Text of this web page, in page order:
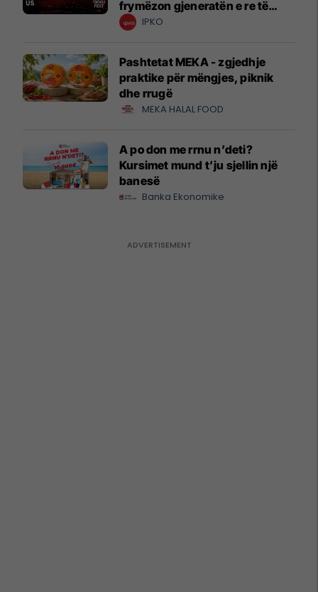
frymëzon gjeneratën e re të
krijuesve
IPKO
Pashtetat MEKA - zgjedhje
praktike për mëngjes, piknik
dhe rrugë
MEKA HALAL FOOD
A po don me rrnu n’deti?
Kursimet mund t’ju sjellin një
banesë
Banka Ekonomike